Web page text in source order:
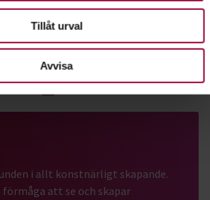
Tillåt urval
Avvisa
i allt konstnärligt skapande.
förmåga att se och skapar